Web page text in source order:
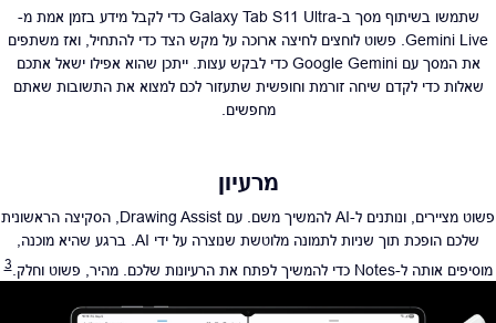
שתמשו בשיתוף מסך ב-Galaxy Tab S11 Ultra כדי לקבל מידע בזמן אמת מ-
Gemini Live. פשוט לוחצים לחיצה ארוכה על מקש הצד כדי להתחיל, ואז משתפים
את המסך עם Google Gemini כדי לבקש עצות. ייתכן שהוא אפילו ישאל אתכם
שאלות כדי לקדם שיחה זורמת וחופשית שתעזור לכם למצוא את התשובות שאתם
מחפשים.
מרעיון
פשוט מציירים, ונותנים ל-AI להמשיך משם. עם Drawing Assist, הסקיצה הראשונית
שלכם הופכת תוך שניות לתמונה מלוטשת שנוצרה על ידי AI. ברגע שהיא מוכנה,
מוסיפים אותה ל-Notes כדי להמשיך לפתח את הרעיונות שלכם. מהיר, פשוט וחלק.
3